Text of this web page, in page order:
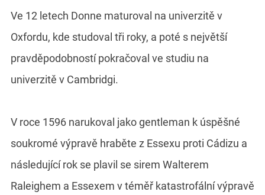
Ve 12 letech Donne maturoval na univerzitě v
Oxfordu, kde studoval tři roky, a poté s největší
pravděpodobností pokračoval ve studiu na
univerzitě v Cambridgi.
V roce 1596 narukoval jako gentleman k úspěšné
soukromé výpravě hraběte z Essexu proti Cádizu a
následující rok se plavil se sirem Walterem
Raleighem a Essexem v téměř katastrofální výpravě